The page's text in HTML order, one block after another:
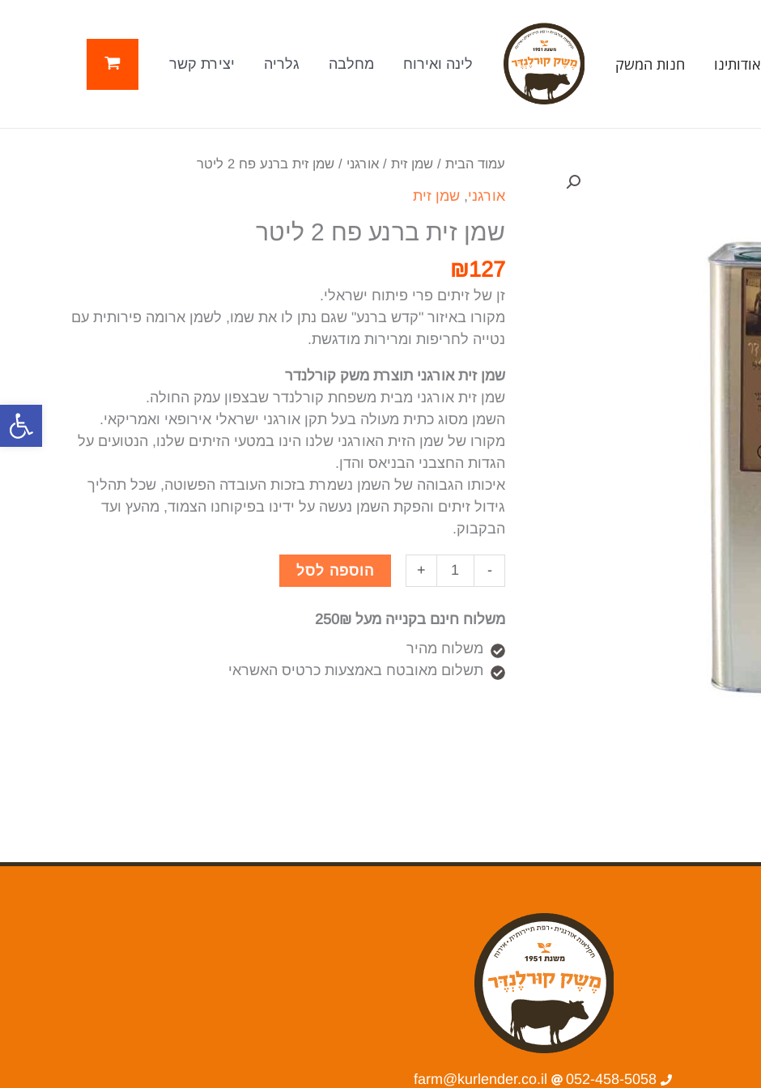
פתח
אודותינו חנות המשק לינה ואירוח מחלבה גלריה יצירת קשר
עמוד הבית / שמן זית / אורגני / שמן זית ברנע פח 2 ליטר
אורגני, שמן זית
שמן זית ברנע פח 2 ליטר
₪127
זן של זיתים פרי פיתוח ישראלי.
מקורו באיזור "קדש ברנע" שגם נתן לו את שמו, לשמן ארומה פירותית עם
נטייה לחריפות ומרירות מודגשת.
שמן זית אורגני תוצרת משק קורלנדר
שמן זית אורגני מבית משפחת קורלנדר שבצפון עמק החולה.
השמן מסוג כתית מעולה בעל תקן אורגני ישראלי אירופאי ואמריקאי.
מקורו של שמן הזית האורגני שלנו הינו במטעי הזיתים שלנו, הנטועים על
הגדות החצבני הבניאס והדן.
איכותו הגבוהה של השמן נשמרת בזכות העובדה הפשוטה, שכל תהליך
גידול זיתים והפקת השמן נעשה על ידינו בפיקוחנו הצמוד, מהעץ ועד
הבקבוק.
-
+ הוספה לסל
משלוח חינם בקנייה מעל 250₪
משלוח מהיר
תשלום מאובטח באמצעות כרטיס האשראי
052-458-5058
farm@kurlender.co.il